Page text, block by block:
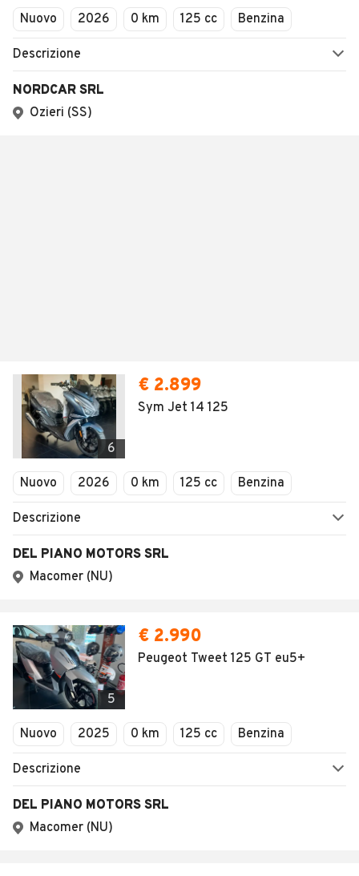
Nuovo 2026 0 km 125 cc Benzina
Descrizione
NORDCAR SRL
Ozieri (SS)
6
€ 2.899
Sym Jet 14 125
Nuovo 2026 0 km 125 cc Benzina
Descrizione
DEL PIANO MOTORS SRL
Macomer (NU)
5
€ 2.990
Peugeot Tweet 125 GT eu5+
Nuovo 2025 0 km 125 cc Benzina
Descrizione
DEL PIANO MOTORS SRL
Macomer (NU)